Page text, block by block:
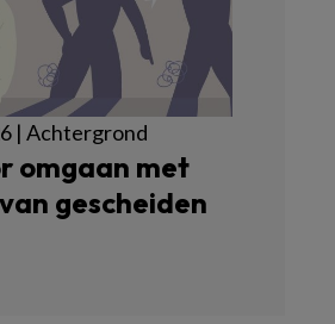
| Achtergrond
omgaan met
gescheiden